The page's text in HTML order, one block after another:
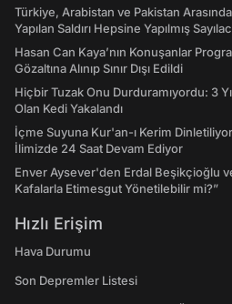
Türkiye, Arabistan ve Pakistan
Yapılan Saldırı Hepsine Yapılmış
Hasan Can Kaya’nın Konuşanlar
Gözaltına Alınıp Sınır Dışı Edildi
Hiçbir Tuzak Onu Durduramıyordu: 3
Olan Kedi Yakalandı
İçme Suyuna Kur'an-ı Kerim Dinletiliyor:
İlimizde 24 Saat Devam Ediyor
Enver Aysever'den Erdal Beşikçioğlu ve
Kafalarla Etimesgut Yönetilebilir mi?”
Hızlı Erişim
Hava Durumu
Son Depremler Listesi